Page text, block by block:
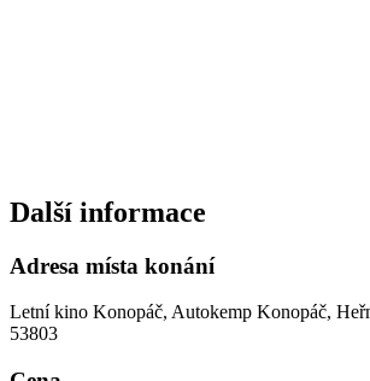
Další informace
Adresa místa konání
Letní kino Konopáč, Autokemp Konopáč,
53803